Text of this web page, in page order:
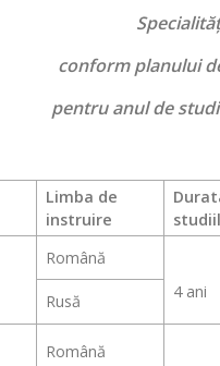
conform planului
pentru anul de
Limba de
instruire
Română
4 ani
Rusă
Română